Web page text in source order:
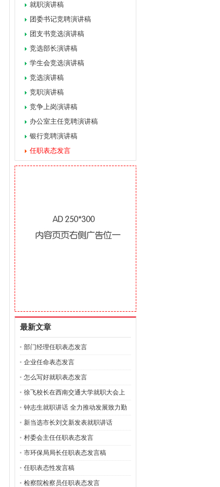
就职演讲稿
团委书记竞聘演讲稿
团支书竞选演讲稿
竞选部长演讲稿
学生会竞选演讲稿
竞选演讲稿
竞职演讲稿
竞争上岗演讲稿
办公室主任竞聘演讲稿
银行竞聘演讲稿
任职表态发言
最新文章
部门经理任职表态发言
企业任命表态发言
怎么写好就职表态发言
徐飞校长在西南交通大学就职大会上
的讲
钟志生就职讲话 全力推动发展致力勤
政廉
新当选市长刘文新发表就职讲话
村委会主任任职表态发言
市环保局局长任职表态发言稿
任职表态性发言稿
检察院检察员任职表态发言